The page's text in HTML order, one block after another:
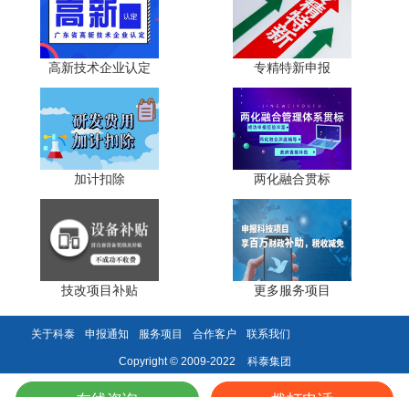
五、跃升路径四：强化“单项专注” —— 主营产品收入
占比必须≥70%
国家单项冠军强调“十年磨一剑”，2025年政策重申：
• 企业近3年主营产品收入占总营收比重 ≥ 70%;
• 不得从事房地产、金融等非主业投资;
案例警示：2024年某企业因“主营占比仅65%”被一票否
决，痛失认定资格。
六、跃升路径五：构建“冠军生态” —— 带动产业链、
参与标准制定
2025年新政新增“生态贡献”评分项(占总分15%)：
高新技术企业认定 专精特新申报
加计扣除 两化融合贯标
技改项目补贴 更多服务项目
关于科泰 申报通知 服务项目 合作客户 联系我们
Copyright © 2009-2022 科泰集团